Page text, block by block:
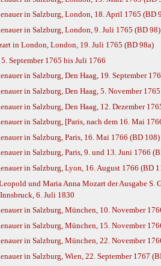
in Salzburg, London, 18. April 1765 (BD
in Salzburg, London, 9. Juli 1765 (BD 98)
in London, London, 19. Juli 1765 (BD 98a)
September 1765 bis Juli 1766
in Salzburg, Den Haag, 19. September
in Salzburg, Den Haag, 5. November
in Salzburg, Den Haag, 12. Dezember
in Salzburg, [Paris, nach dem 16. Mai
in Salzburg, Paris, 16. Mai 1766 (BD 108)
in Salzburg, Paris, 9. und 13. Juni 1766
in Salzburg, Lyon, 16. August 1766 (BD
und Maria Anna Mozart der Ausgabe
6. Juli 1830
in Salzburg, München, 10. November
in Salzburg, München, 15. November
in Salzburg, München, 22. November
in Salzburg, Wien, 22. September 1767